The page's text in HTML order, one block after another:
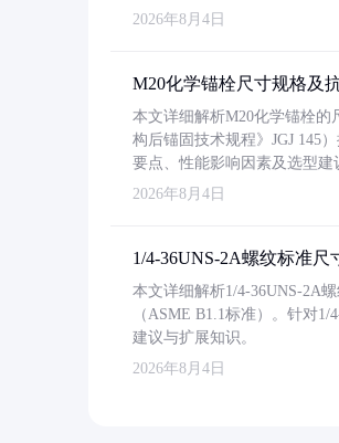
2026年8月4日
M20化学锚栓尺寸规格及
本文详细解析M20化学锚栓
构后锚固技术规程》JGJ 145
要点、性能影响因素及选型建
2026年8月4日
1/4-36UNS-2A螺纹标准尺
本文详细解析1/4-36UNS-2A
（ASME B1.1标准）。针对
建议与扩展知识。
2026年8月4日